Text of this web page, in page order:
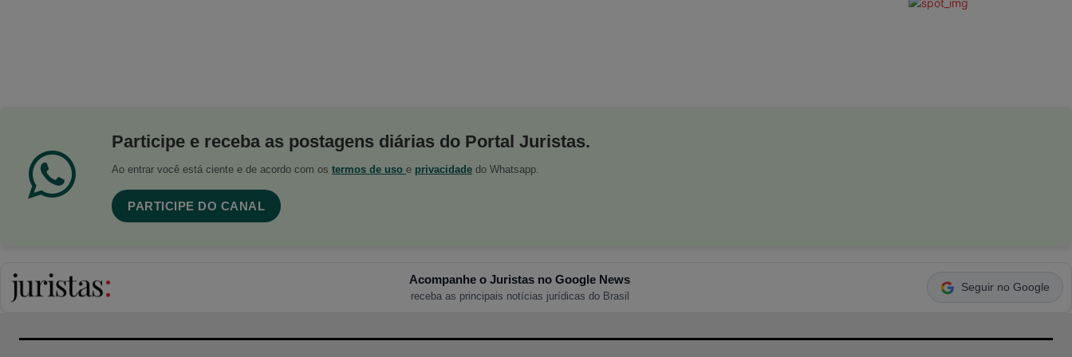
Participe e receba as postagens diárias do Portal Juristas.
Ao entrar você está ciente e de acordo com os termos de uso e privacidade do Whatsapp.
PARTICIPE DO CANAL
Acompanhe o Juristas no Google News
receba as principais notícias jurídicas do Brasil
Seguir no Google